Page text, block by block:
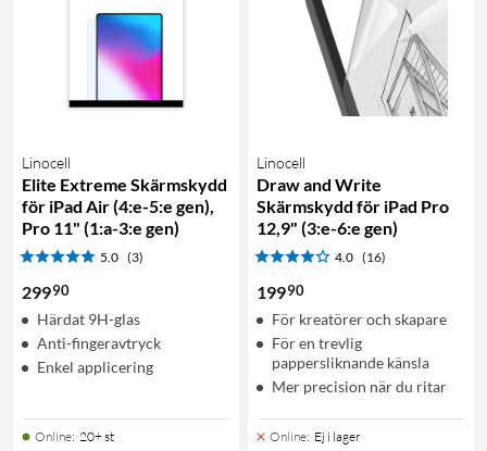
Linocell
Elite Extreme Skärmskydd
för iPad Air (4:e-5:e gen),
Pro 11" (1:a-3:e gen)
5.0 (3)
29990
Härdat 9H-glas
Anti-fingeravtryck
Enkel applicering
Online: 20+ st
Linocell
Draw and Write
Skärmskydd för iPad Pro
12,9" (3:e-6:e gen)
4.0 (16)
19990
För kreatörer och skapare
För en trevlig
pappersliknande känsla
Mer precision när du ritar
Online: Ej i lager